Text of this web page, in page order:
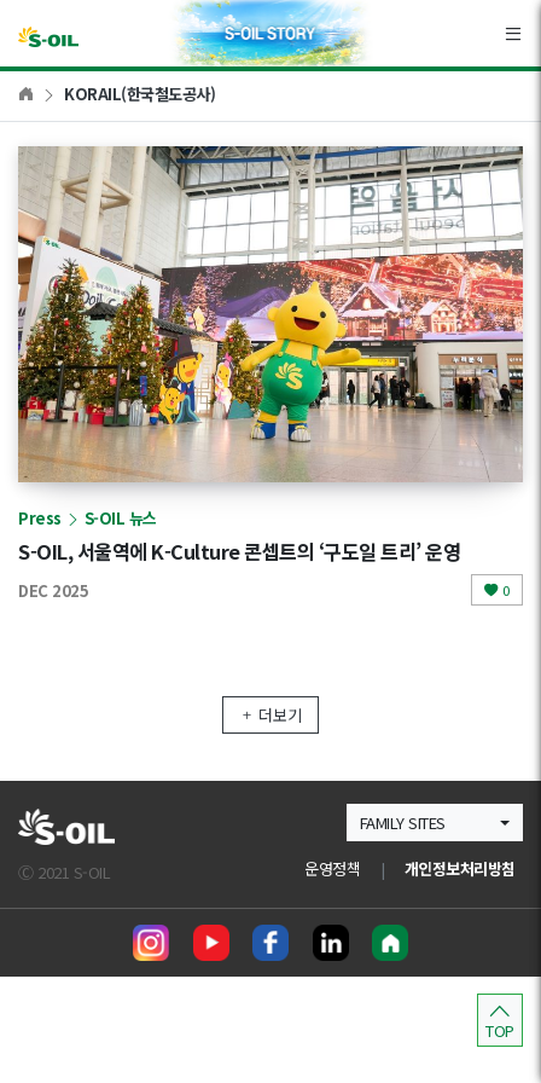
KORAIL(한국철도공사)
Press S-OIL 뉴스
S-OIL, 서울역에 K-Culture 콘셉트의 ‘구도일 트리’ 운영
DEC 2025 0
더보기
FAMILY SITES
Ⓒ 2021 S-OIL 운영정책 | 개인정보처리방침
TOP